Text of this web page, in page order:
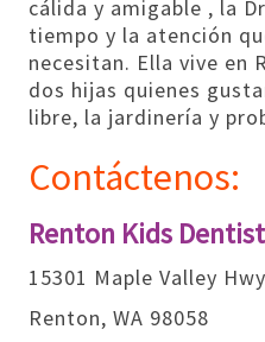
cálida y amigable , la
tiempo y la atención
necesitan. Ella vive en
dos hijas quienes
libre, la jardinería y
Contáctenos:
Renton Kids
15301 Maple Valley
Renton, WA 98058